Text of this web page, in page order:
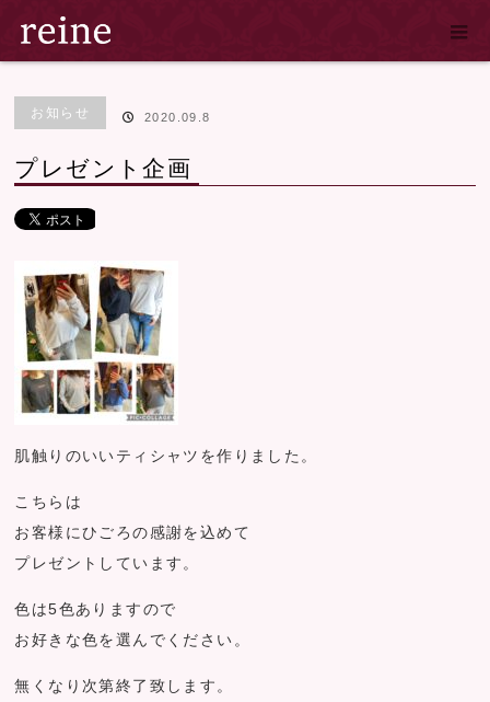
ブログ
お知らせ 2020.09.8
プレゼント企画
肌触りのいいティシャツを作りました。
こちらは
お客様にひごろの感謝を込めて
プレゼントしています。
色は5色ありますので
お好きな色を選んでください。
無くなり次第終了致します。